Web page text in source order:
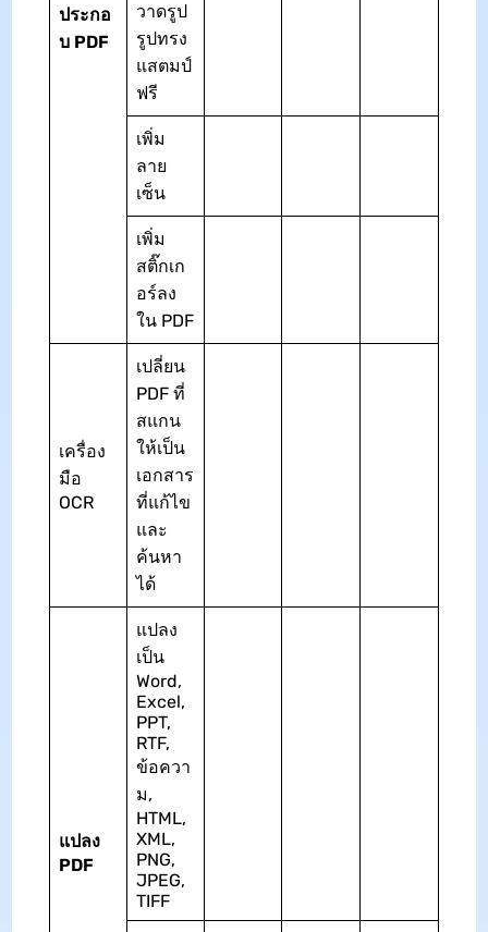
ประกอ
บ PDF
วาดรูป
รูปทรง
แสตมป์
ฟรี
เพิ่ม
ลาย
เซ็น
เพิ่ม
สติ๊กเก
อร์ลง
ใน PDF
เครื่อง
มือ
OCR
เปลี่ยน
PDF ที่
สแกน
ให้เป็น
เอกสาร
ที่แก้ไข
และ
ค้นหา
ได้
แปลง
PDF
แปลง
เป็น
Word,
Excel,
PPT,
RTF,
ข้อควา
ม,
HTML,
XML,
PNG,
JPEG,
TIFF